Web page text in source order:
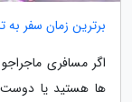
برترین زمان سفر به
اگر مسافری
ها هستید یا دوست